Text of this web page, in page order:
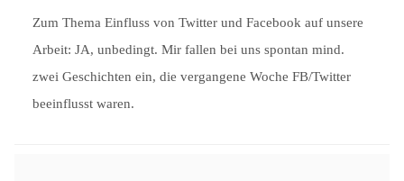
Zum Thema Einfluss von Twitter und Facebook auf unsere
Arbeit: JA, unbedingt. Mir fallen bei uns spontan mind.
zwei Geschichten ein, die vergangene Woche FB/Twitter
beeinflusst waren.